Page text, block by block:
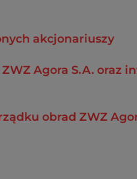
akcjonariuszy
Agora S.A. oraz
obrad ZWZ